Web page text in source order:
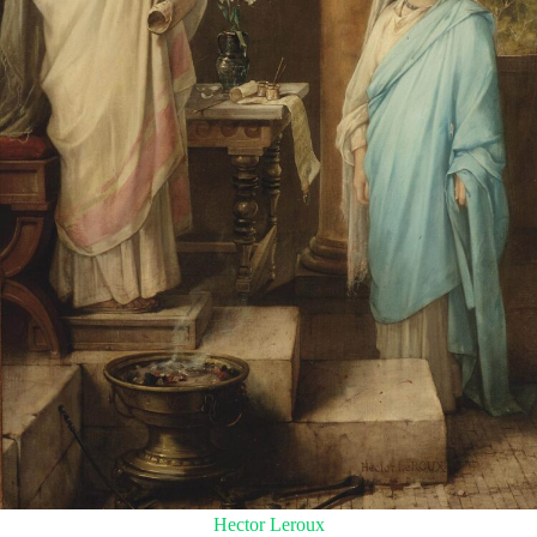
Hector Leroux